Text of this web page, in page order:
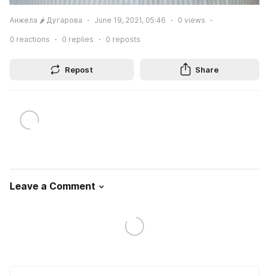
Анжела 🌶 Дугарова June 19, 2021, 05:46 0 views
0 reactions 0 replies 0 reposts
Repost Share
Leave a Comment